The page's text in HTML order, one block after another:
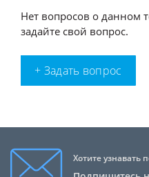
Нет вопросов о данном
задайте свой вопрос.
+ Задать вопрос
Хотите узнавать